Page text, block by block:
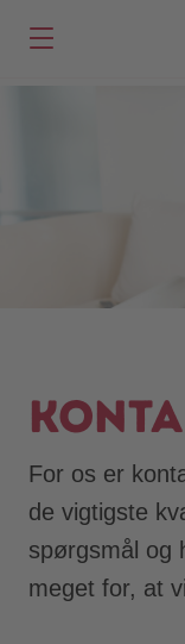
For os er
de vigtigste
spørgsmål og
meget for, at